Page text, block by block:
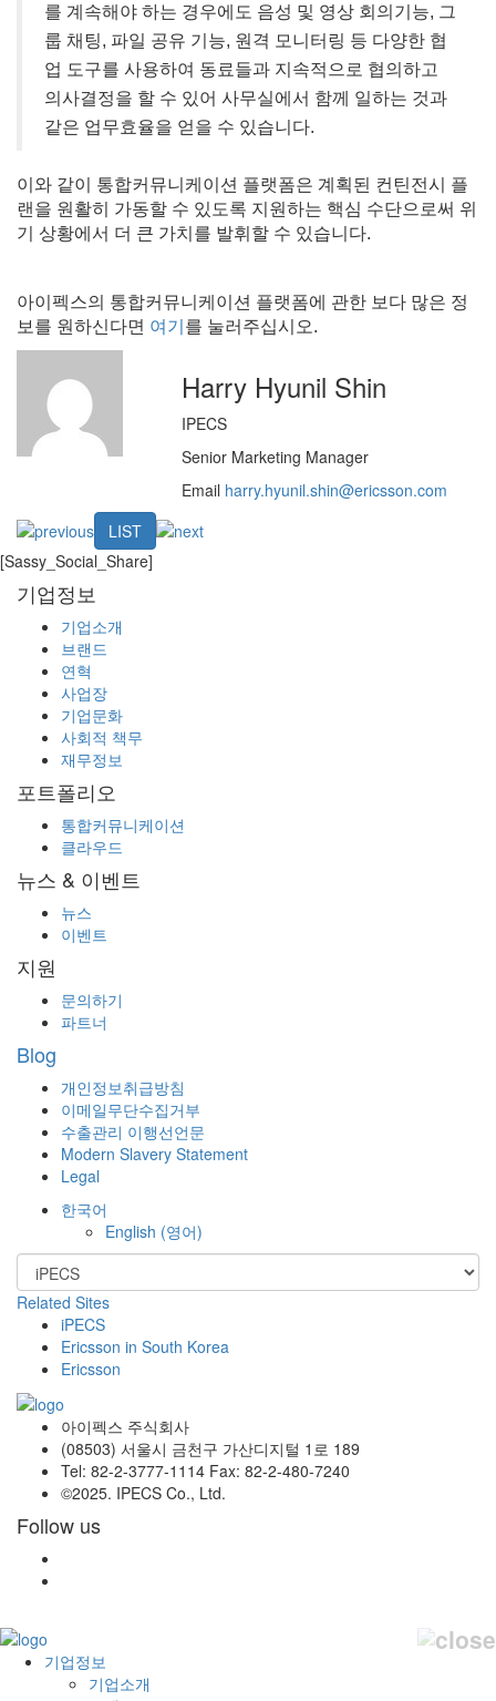
를 계속해야 하는 경우에도 음성 및 영상 회의기능, 그
룹 채팅, 파일 공유 기능, 원격 모니터링 등 다양한 협
업 도구를 사용하여 동료들과 지속적으로 협의하고
의사결정을 할 수 있어 사무실에서 함께 일하는 것과
같은 업무효율을 얻을 수 있습니다.
이와 같이 통합커뮤니케이션 플랫폼은 계획된 컨틴전시 플
랜을 원활히 가동할 수 있도록 지원하는 핵심 수단으로써 위
기 상황에서 더 큰 가치를 발휘할 수 있습니다.
아이펙스의 통합커뮤니케이션 플랫폼에 관한 보다 많은 정
보를 원하신다면 여기 를 눌러주십시오.
Harry Hyunil Shin
IPECS
Senior Marketing Manager
Email harry.hyunil.shin@ericsson.com
LIST
[Sassy_Social_Share]
기업정보
기업소개
브랜드
연혁
사업장
기업문화
사회적 책무
재무정보
포트폴리오
통합커뮤니케이션
클라우드
뉴스 & 이벤트
뉴스
이벤트
지원
문의하기
파트너
Blog
개인정보취급방침
이메일무단수집거부
수출관리 이행선언문
Modern Slavery Statement
Legal
한국어
English (영어)
Related Sites
iPECS
Ericsson in South Korea
Ericsson
아이펙스 주식회사
(08503) 서울시 금천구 가산디지털 1로 189
Tel: 82-2-3777-1114 Fax: 82-2-480-7240
©2025. IPECS Co., Ltd.
Follow us
기업정보
기업소개